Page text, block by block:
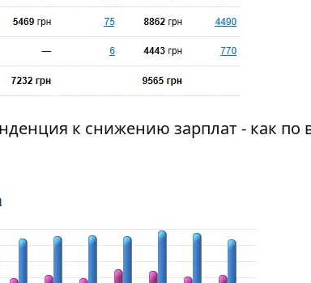
к снижению зарплат - как по